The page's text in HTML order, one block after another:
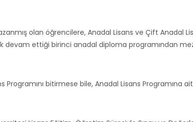
olan öğrencilere, Anadal Lisans ve Çift Anadal
ettiği birinci anadal diploma programından
bitirmese bile, Anadal Lisans Programına ait